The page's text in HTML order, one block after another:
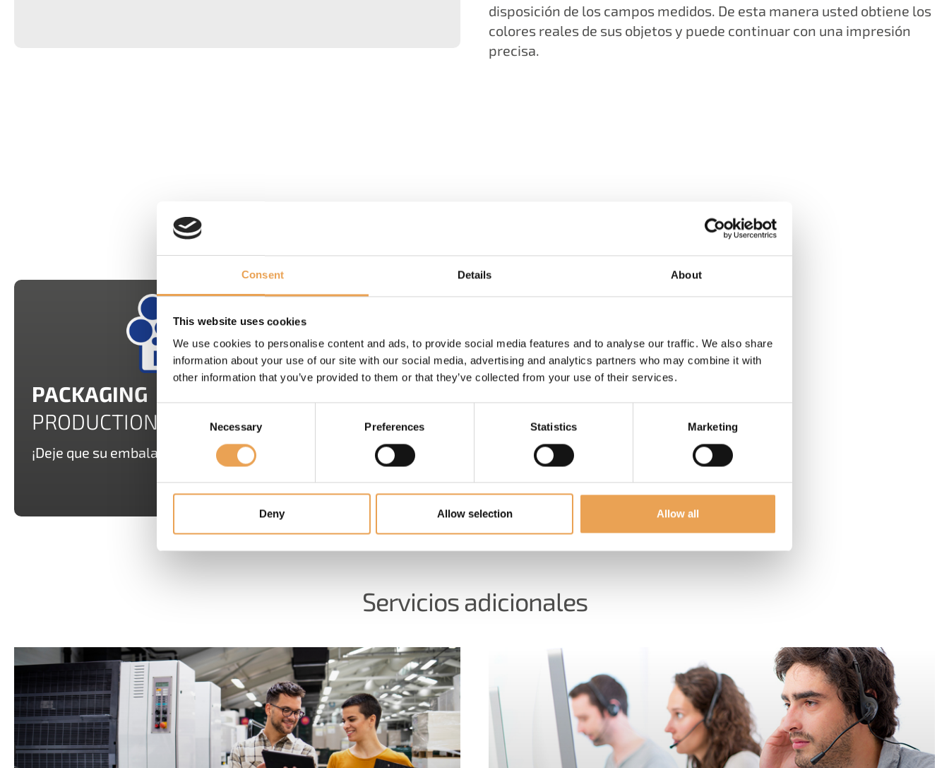
Consent Details About
This website uses cookies
We use cookies to personalise content and ads, to provide social media features and to analyse our traffic. We also share
information about your use of our site with our social media, advertising and analytics partners who may combine it with
other information that you’ve provided to them or that they’ve collected from your use of their services.
Selection
Necessary Preferences Statistics Marketing
Deny Allow selection Allow all
disposición de los campos medidos. De esta manera usted obtiene los
colores reales de sus objetos y puede continuar con una impresión
precisa.
PACKAGING
PRODUCTIONSERVER
¡Deje que su embalaje se destaque!
Servicios adicionales